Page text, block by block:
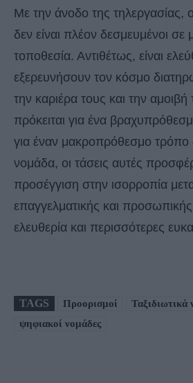
Με την άνοδο της τηλεργασίας,
δεν είναι πλέον δεσμευμένοι σε
τοποθεσία. Αντιθέτως, είναι
εξερευνήσουν τον κόσμο
την καριέρα τους και την αμοιβή
πρόκειται για ένα
για έναν μακροπρόθεσμο
νομάδα, οι τάσεις αυτές
προσέγγιση στην ισορροπία
επαγγελματικής και
ελευθερία και περισσότερες
TAGS Προορισμοί Ταξιδιωτικά
ψηφιακοί νομάδες